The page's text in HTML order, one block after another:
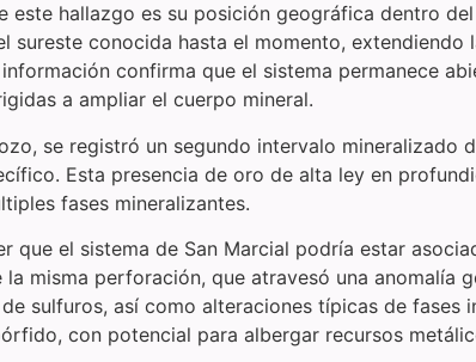
este hallazgo es su posición geográfica dentro
sureste conocida hasta el momento,
confirma que el sistema permanece
a ampliar el cuerpo mineral.
se registró un segundo intervalo mineralizado
Esta presencia de oro de alta ley en
fases mineralizantes.
que el sistema de San Marcial podría estar
misma perforación, que atravesó una anomalía
sulfuros, así como alteraciones típicas de fases
con potencial para albergar recursos